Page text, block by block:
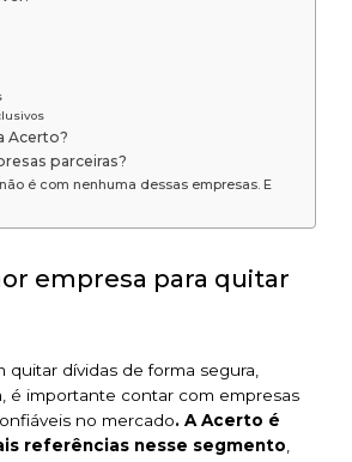
Acerto?
parceiras?
é com nenhuma dessas empresas. E
empresa para quitar
quitar dívidas de forma segura,
é importante contar com empresas
no mercado. A Acerto é
referências nesse segmento